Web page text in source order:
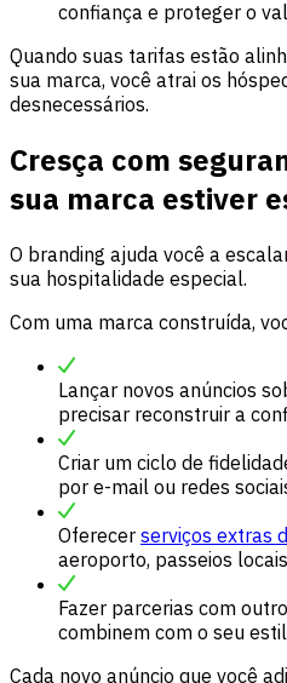
confiança e proteger o
Quando suas tarifas estão
sua marca, você atrai os
desnecessários.
Cresça com
sua marca estiver
O branding ajuda você a
sua hospitalidade especial.
Com uma marca construída,
Lançar novos anúncios
precisar reconstruir a
Criar um ciclo de
por e-mail ou redes
Oferecer serviços extras
aeroporto, passeios
Fazer parcerias com
combinem com o seu
Cada novo anúncio que você